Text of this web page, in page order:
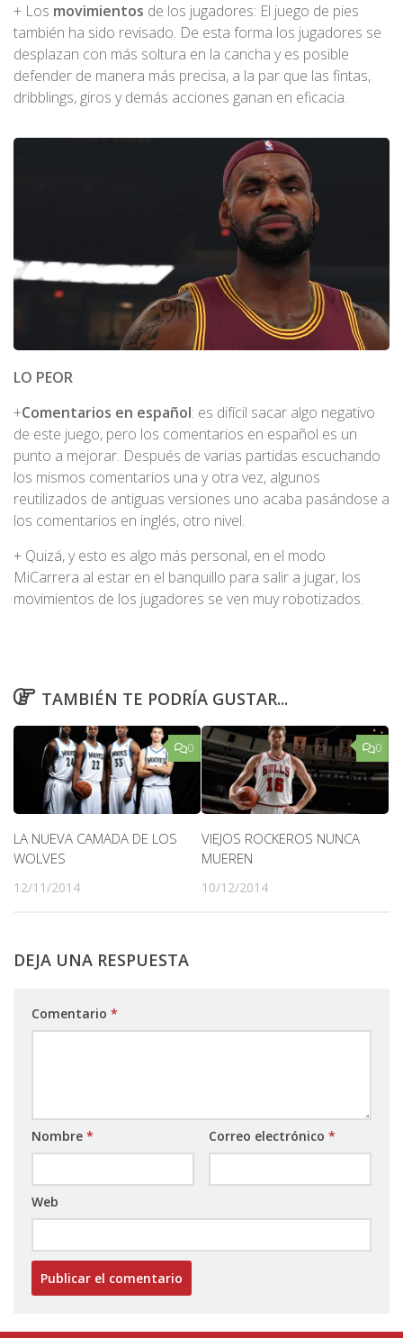
+ Los movimientos de los jugadores: El juego de pies
también ha sido revisado. De esta forma los jugadores se
desplazan con más soltura en la cancha y es posible
defender de manera más precisa, a la par que las fintas,
dribblings, giros y demás acciones ganan en eficacia.
LO PEOR
+Comentarios en español: es difícil sacar algo negativo
de este juego, pero los comentarios en español es un
punto a mejorar. Después de varias partidas escuchando
los mismos comentarios una y otra vez, algunos
reutilizados de antiguas versiones uno acaba pasándose a
los comentarios en inglés, otro nivel.
+ Quizá, y esto es algo más personal, en el modo
MiCarrera al estar en el banquillo para salir a jugar, los
movimientos de los jugadores se ven muy robotizados.
TAMBIÉN TE PODRÍA GUSTAR...
0
LA NUEVA CAMADA DE LOS
WOLVES
12/11/2014
0
VIEJOS ROCKEROS NUNCA
MUEREN
10/12/2014
DEJA UNA RESPUESTA
Comentario *
Nombre * Correo electrónico *
Web